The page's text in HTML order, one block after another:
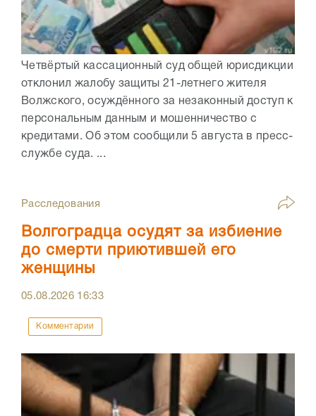
Четвёртый кассационный суд общей юрисдикции
отклонил жалобу защиты 21-летнего жителя
Волжского, осуждённого за незаконный доступ к
персональным данным и мошенничество с
кредитами. Об этом сообщили 5 августа в пресс-
службе суда. ...
Расследования
Волгоградца осудят за избиение
до смерти приютившей его
женщины
05.08.2026 16:33
Комментарии